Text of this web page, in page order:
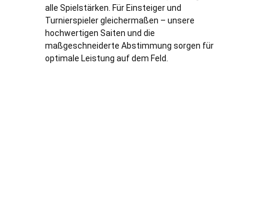
alle Spielstärken. Für Einsteiger und
Turnierspieler gleichermaßen – unsere
hochwertigen Saiten und die
maßgeschneiderte Abstimmung sorgen für
optimale Leistung auf dem Feld.